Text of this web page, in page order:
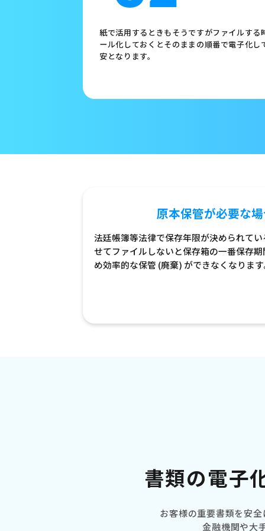
紙で活用するときもそうですがファイルす
ール化しておくとそのままの順番で電子化
安となります。
原本保管が必要な
法廷帳簿等法律で保存年限が決められて
せてファイルしないと保存箱の一番保存
め効率的な保管 (廃棄) ができなくなりま
書類の電子
お客様の重要書類を安
金融機関や大